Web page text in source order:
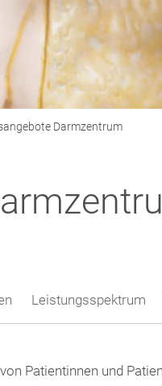
Darmzentrum
Leistungsspektrum
Patientinnen und